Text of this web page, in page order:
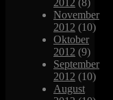
November
2012 (10)
Oktober
2012 (9)
September
2012 (10)
August